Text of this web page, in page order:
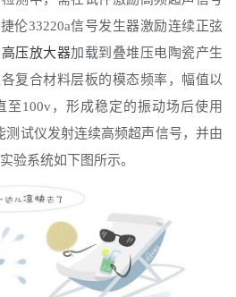
伦33220a信号发生器激励连续正弦
高压放大器加载到叠堆压电陶瓷产生
复合材料层板的模态频率，幅值以
至100v，形成稳定的振动场后使用
测试仪发射连续高频超声信号，并由
验系统如下图所示。